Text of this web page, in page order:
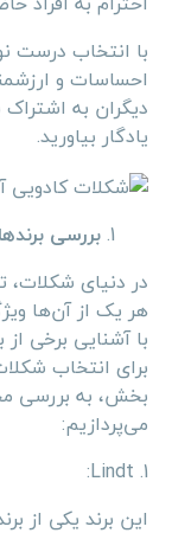
با انتخاب درست
احساسات و
دیگران به
یادگار بیاورید.
بررسی
در دنیای شکلات،
هر یک از آن‌ها
با آشنایی برخی
برای انتخاب
بخش، به بررسی
می‌پردازیم:
1. Lindt:
این برند یکی از